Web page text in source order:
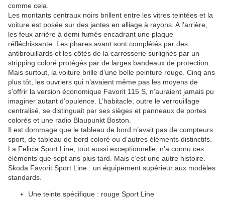
comme cela.
Les montants centraux noirs brillent entre les vitres teintées et la
voiture est posée sur des jantes en alliage à rayons. A l’arrière,
les feux arrière à demi-fumés encadrant une plaque
réfléchissante. Les phares avant sont complétés par des
antibrouillards et les côtés de la carrosserie surlignés par un
stripping coloré protégés par de larges bandeaux de protection.
Mais surtout, la voiture brille d’une belle peinture rouge. Cinq ans
plus tôt, les ouvriers qui n’avaient même pas les moyens de
s’offrir la version économique Favorit 115 S, n’auraient jamais pu
imaginer autant d’opulence. L’habitacle, outre le verrouillage
centralisé, se distinguait par ses sièges et panneaux de portes
colorés et une radio Blaupunkt Boston.
Il est dommage que le tableau de bord n’avait pas de compteurs
sport, de tableau de bord coloré ou d’autres éléments distinctifs.
La Felicia Sport Line, tout aussi exceptionnelle, n’a connu ces
éléments que sept ans plus tard. Mais c’est une autre histoire.
Skoda Favorit Sport Line : un équipement supérieur aux modèles
standards.
Une teinte spécifique : rouge Sport Line